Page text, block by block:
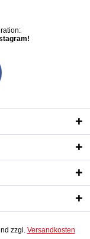
zzgl. Versandkosten